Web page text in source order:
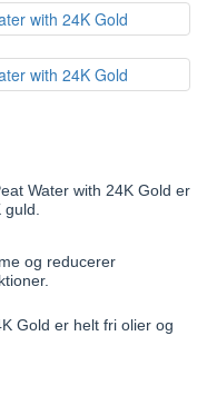
Water with 24K Gold er
guld.
og reducerer
Gold er helt fri olier og